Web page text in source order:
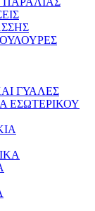
ΓΥΑΛΕΣ
ΕΣΩΤΕΡΙΚΟΥ